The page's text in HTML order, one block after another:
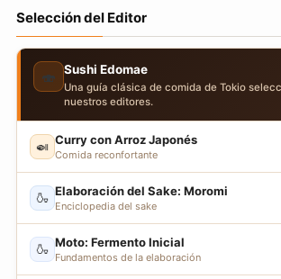
Selección del Editor
🍣 Sushi Edomae
Una guía clásica de comida de Tokio
nuestros editores.
🍛 Curry con Arroz Japonés
Comida reconfortante
🍶 Elaboración del Sake: Moromi
Enciclopedia del sake
🍶 Moto: Fermento Inicial
Fundamentos de la elaboración